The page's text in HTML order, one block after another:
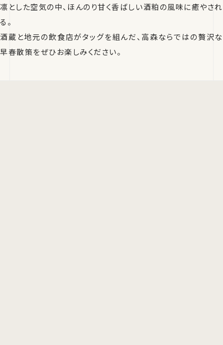
凛とした空気の中、ほんのり甘く香ばしい酒粕の風味に癒やされ
る。
酒蔵と地元の飲食店がタッグを組んだ、高森ならではの贅沢な
早春散策をぜひお楽しみください。